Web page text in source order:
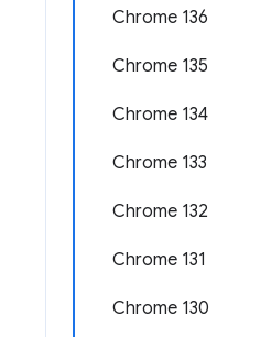
Chrome 136
Chrome 135
Chrome 134
Chrome 133
Chrome 132
Chrome 131
Chrome 130